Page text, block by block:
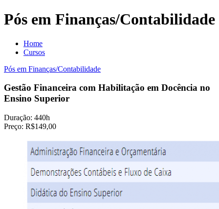
Pós em Finanças/Contabilidade
Home
Cursos
Pós em Finanças/Contabilidade
Gestão Financeira com Habilitação em Docência no
Ensino Superior
Duração: 440h
Preço: R$149,00